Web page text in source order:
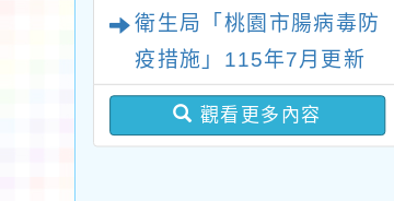
衛生局「桃園市腸病毒防
疫措施」115年7月更新
版問答集及修正對照表各
1份
觀看更多內容